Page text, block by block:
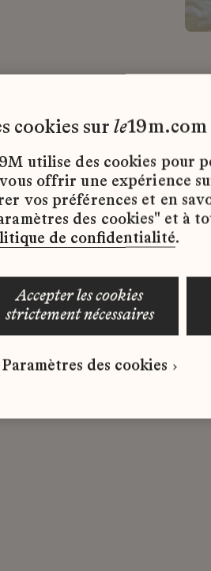
CDI
d’emploi disponibles
correspond à
spontanée dès
cookies sur le19m.com
utilise des cookies pour
offrir une expérience
vos préférences et en
des cookies" et à
de confidentialité.
accepter les cookies
strictement nécessaires
Paramètres des cookies